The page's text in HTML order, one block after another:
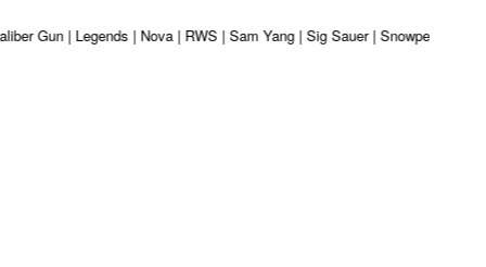
Gun | Legends | Nova | RWS | Sam Yang | Sig Sauer | Snowpeak |